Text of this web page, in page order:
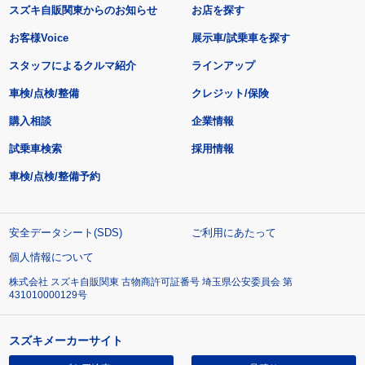
スズキ自販関東からのお知らせ
お客様Voice
スタッフによるクルマ紹介
お店を探す
展示車/試乗車を探す
ラインアップ
車検/点検/整備 クレジット/保険
購入相談
試乗車検索
車検/点検/整備予約
企業情報
採用情報
安全データシート(SDS)
ご利用にあたって
個人情報について
株式会社 スズキ自販関東 古物商許可証番号 埼玉県公安委員会 第
431010000129号
スズキメーカーサイト